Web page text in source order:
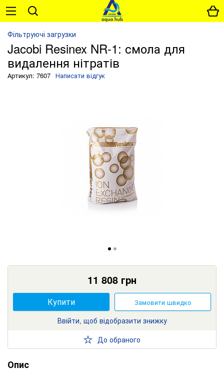
Фільтруючі загрузки
Jacobi Resinex NR-1: смола для
видалення нітратів
Артикул: 7607 Написати відгук
11 808 грн
Купити Замовити швидко
Ввійти, щоб відобразити знижку
До обраного
Опис